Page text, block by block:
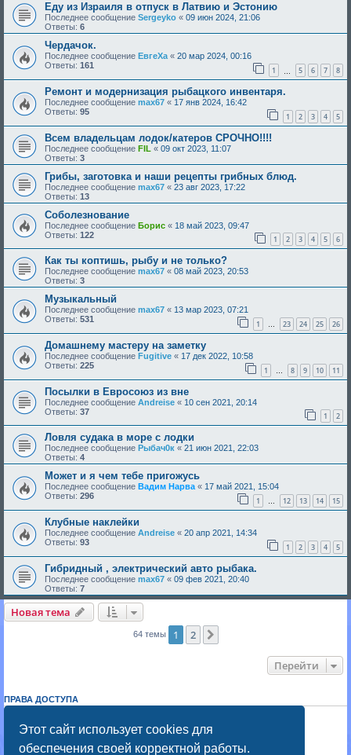
Этот сайт использует cookies для
обеспечения своей корректной работы.
Еду из Израиля в отпуск в Латвию и Эстонию
Последнее сообщение Sergeyko « 09 июн 2024, 21:06
Ответы: 6
Чердачок.
Последнее сообщение ЕвгеХа« 20 мар 2024, 00:16
Ответы: 161 1 5 6 7 8
Ремонт и модернизация рыбацкого инвентаря.
Последнее сообщение max67 « 17 янв 2024, 16:42
Ответы: 95 1 2 3 4 5
Всем владельцам лодок/катеров СРОЧНО!!!!
Последнее сообщение FIL « 09 окт 2023, 11:07
Ответы: 3
Грибы, заготовка и наши рецепты грибных блюд.
Последнее сообщение max67 « 23 авг 2023, 17:22
Ответы: 13
Соболезнование
Последнее сообщение Борис « 18 май 2023, 09:47
Ответы: 122 1 2 3 4 5 6
Как ты коптишь, рыбу и не только?
Последнее сообщение max67 « 08 май 2023, 20:53
Ответы: 3
Музыкальный
Последнее сообщение max67 « 13 мар 2023, 07:21
Ответы: 531 1 … 23 24 25 26
Домашнему мастеру на заметку
Последнее сообщение Fugitive « 17 дек 2022, 10:58
Ответы: 225 1 … 8 9 10 11
Посылки в Евросоюз из вне
Последнее сообщение Andreise « 10 сен 2021, 20:14
Ответы: 37 1 2
Ловля судака в море с лодки
Последнее сообщение Рыбач0к « 21 июн 2021, 22:03
Ответы: 4
Может и я чем тебе пригожусь
Последнее сообщение Вадим Нарва « 17 май 2021, 15:04
Ответы: 296 1 … 12 13 14 15
Клубные наклейки
Последнее сообщение Andreise « 20 апр 2021, 14:34
Ответы: 93 1 2 3 4 5
Гибридный , электрический авто рыбака.
Последнее сообщение max67 « 09 фев 2021, 20:40
Ответы: 7
Новая тема
64 темы 1 2
Перейти
ПРАВА ДОСТУПА
не можете отвечать на сообщения
не можетередактировать свои сообщения
не можетеудалять свои сообщения